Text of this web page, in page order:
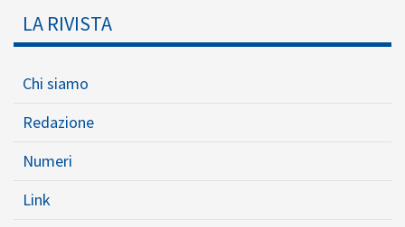
LA RIVISTA
Chi siamo
Redazione
Numeri
Link